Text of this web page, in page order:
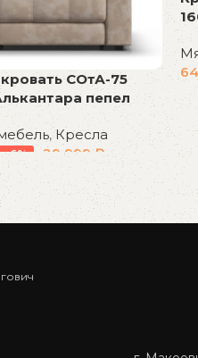
СОтА-75
пепел
,Кресла
-6% 29 999₽